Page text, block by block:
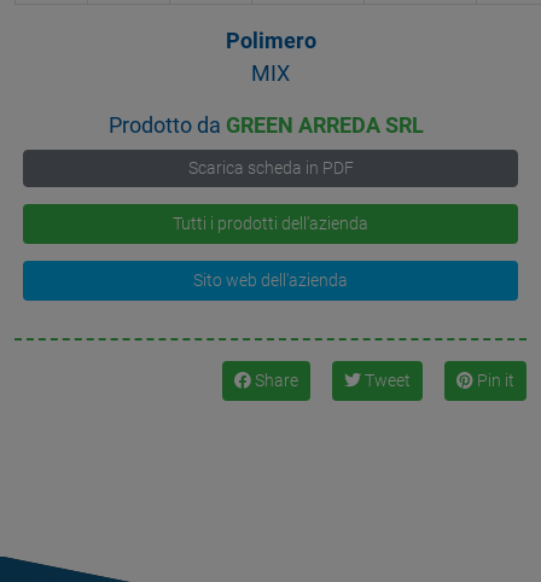
Polimero
MIX
Prodotto da GREEN ARREDA SRL
Scarica scheda in PDF
Tutti i prodotti dell'azienda
Sito web dell'azienda
Share Tweet Pin it